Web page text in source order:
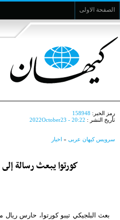
الصفحة الاولى
رمز الخبر: 158948
تأريخ النشر : 2022October23 - 20:22
سرویس کیهان عربی » اخبار
كورتوا يبعث رسالة
بعث البلجيكي تيبو كورتوا، حارس ريال